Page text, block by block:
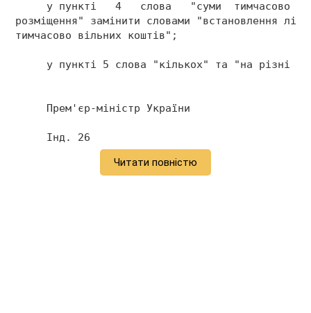
у пункті   4   слова   "суми  тимчасово
розміщення" замінити словами "встановлення
тимчасово вільних коштів";
у пункті 5 слова "кількох" та "на різні
Прем'єр-міністр України
     Інд. 26
Читати повністю